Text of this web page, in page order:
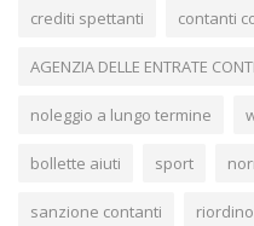
crediti spettanti contanti
AGENZIA DELLE ENTRATE
noleggio a lungo termine
bollette aiuti sport
sanzione contanti